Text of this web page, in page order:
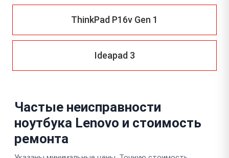
ThinkPad P16v Gen 1
Ideapad 3
Частые неисправности
ноутбука Lenovo и стоимость
ремонта